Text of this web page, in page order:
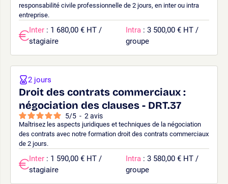
responsabilité civile professionnelle de 2 jours, en inter ou intra
entreprise.
Inter : 1 680,00 € HT /
stagiaire
Intra : 3 500,00 € HT /
groupe
Droit des contrats commerciaux :
négociation des clauses - DRT.37
5/5 - 2 avis
Maîtrisez les aspects juridiques et techniques de la négociation
des contrats avec notre formation droit des contrats commerciaux
de 2 jours.
2 jours
Inter : 1 590,00 € HT /
stagiaire
Intra : 3 580,00 € HT /
groupe